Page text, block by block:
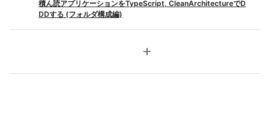
積ん読アプリケーションをTypeScript, CleanArchitectureでD
DDする (フォルダ構成編)
add